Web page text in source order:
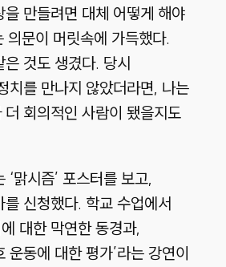
을 만들려면 대체 어떻게 해야
의문이 머릿속에 가득했다.
것도 생겼다. 당시
치를 만나지 않았더라면, 나는
더 회의적인 사람이 됐을지도
‘맑시즘’ 포스터를 보고,
신청했다. 학교 수업에서
대한 막연한 동경과,
운동에 대한 평가’라는 강연이